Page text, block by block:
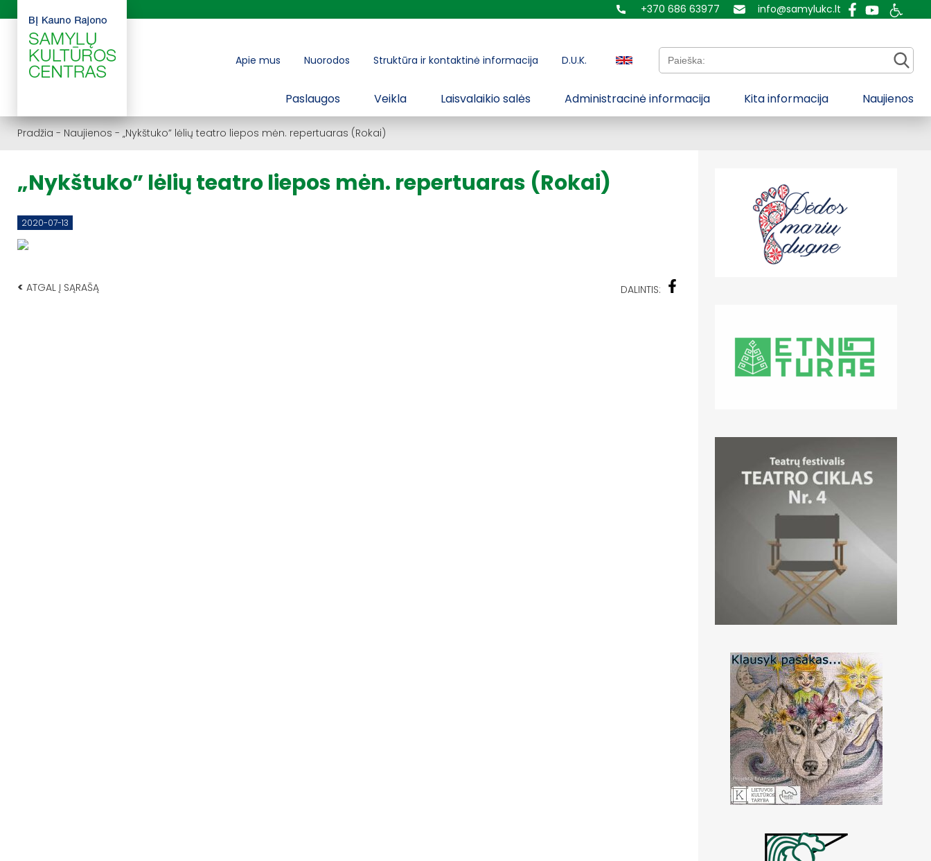
+370 686 63977 info@samylukc.lt
Apie mus Nuorodos Struktūra ir kontaktinė informacija D.U.K. Paieška:
Paslaugos Veikla Laisvalaikio salės Administracinė informacija Kita informacija Naujienos
Pradžia - Naujienos - „Nykštuko” lėlių teatro liepos mėn. repertuaras (Rokai)
„Nykštuko” lėlių teatro liepos mėn. repertuaras (Rokai)
2020-07-13
< ATGAL Į SĄRAŠĄ DALINTIS: